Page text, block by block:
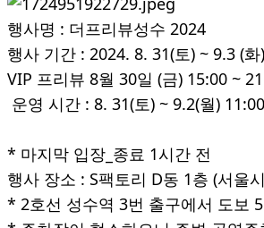
행사명 : 더프리뷰성수 2024
행사 기간 : 2024. 8. 31(토) ~ 9.3 (화)
VIP 프리뷰 8월 30일 (금) 15:00 ~
운영 시간 : 8. 31(토) ~ 9.2(월)
* 마지막 입장_종료 1시간 전
행사 장소 : S팩토리 D동 1층 (서울
* 2호선 성수역 3번 출구에서 도보